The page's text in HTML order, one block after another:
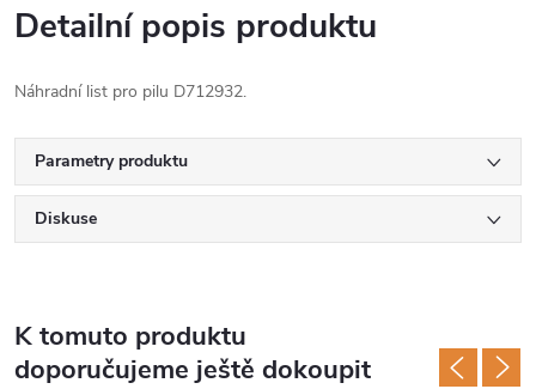
Detailní popis produktu
Náhradní list pro pilu D712932.
Parametry produktu
Diskuse
K tomuto produktu
doporučujeme ještě dokoupit